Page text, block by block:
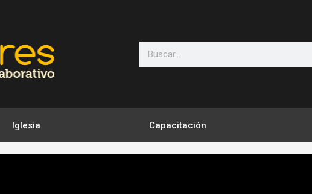
Search
Iglesia Capacitación